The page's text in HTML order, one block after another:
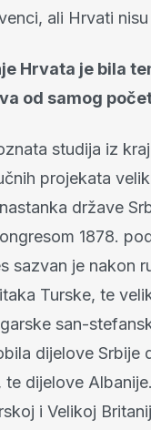
ali Hrvati
Hrvata je bila
od samog
studija iz
projekata
države
1878.
sazvan je nakon
Turske, te
san-
dijelove Srbije
te dijelove
i Velikoj